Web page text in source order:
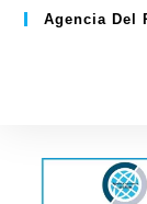
Agencia Del